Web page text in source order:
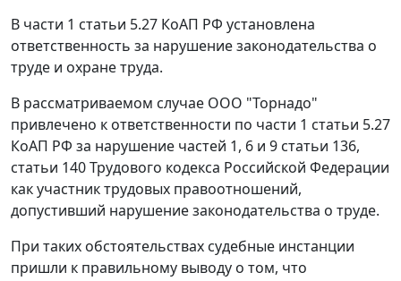
В части 1 статьи 5.27 КоАП РФ установлена
ответственность за нарушение законодательства о
труде и охране труда.
В рассматриваемом случае ООО "Торнадо"
привлечено к ответственности по части 1 статьи 5.27
КоАП РФ за нарушение частей 1, 6 и 9 статьи 136,
статьи 140Трудового кодекса Российской Федерации
как участник трудовых правоотношений,
допустивший нарушение законодательства о труде.
При таких обстоятельствах судебные инстанции
пришли к правильному выводу о том, что